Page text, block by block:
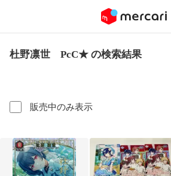
杜野凛世 PcC★ の検索結果
販売中のみ表示